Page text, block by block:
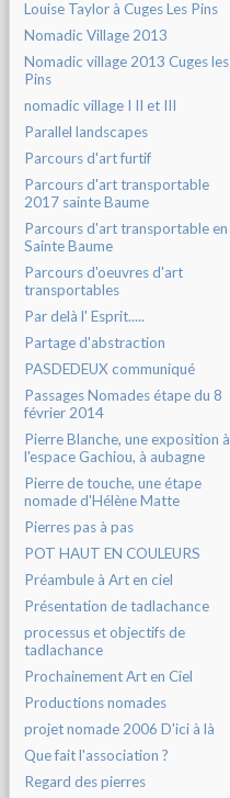
Louise Taylor à Cuges Les Pins
Nomadic Village 2013
Nomadic village 2013 Cuges les
Pins
nomadic village I II et III
Parallel landscapes
Parcours d'art furtif
Parcours d'art transportable
2017 sainte Baume
Parcours d'art transportable en
Sainte Baume
Parcours d'oeuvres d'art
transportables
Par delà l' Esprit.....
Partage d'abstraction
PASDEDEUX communiqué
Passages Nomades étape du 8
février 2014
Pierre Blanche, une exposition à
l'espace Gachiou, à aubagne
Pierre de touche, une étape
nomade d'Hélène Matte
Pierres pas à pas
POT HAUT EN COULEURS
Préambule à Art en ciel
Présentation de tadlachance
processus et objectifs de
tadlachance
Prochainement Art en Ciel
Productions nomades
projet nomade 2006 D'ici à là
Que fait l'association ?
Regard des pierres